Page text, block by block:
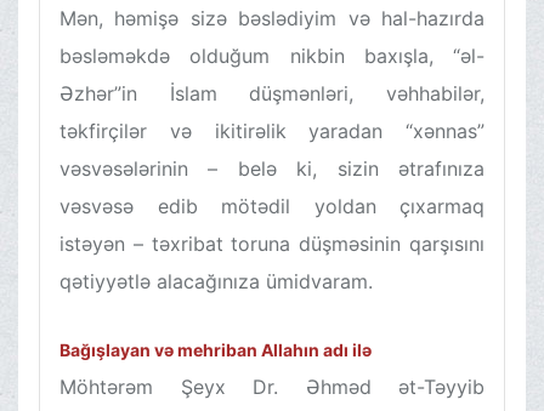
Mən, həmişə sizə bəslədiyim və hal-hazırda
bəsləməkdə olduğum nikbin baxışla, “əl-
Əzhər”in İslam düşmənləri, vəhhabilər,
təkfirçilər və ikitirəlik yaradan “xənnas”
vəsvəsələrinin – belə ki, sizin ətrafınıza
vəsvəsə edib mötədil yoldan çıxarmaq
istəyən – təxribat toruna düşməsinin qarşısını
qətiyyətlə alacağınıza ümidvaram.
Bağışlayan və mehriban Allahın adı ilə
Möhtərəm Şeyx Dr. Əhməd ət-Təyyib